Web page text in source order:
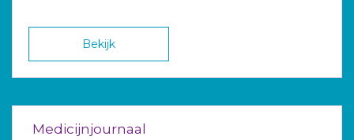
Bekijk
Medicijnjournaal